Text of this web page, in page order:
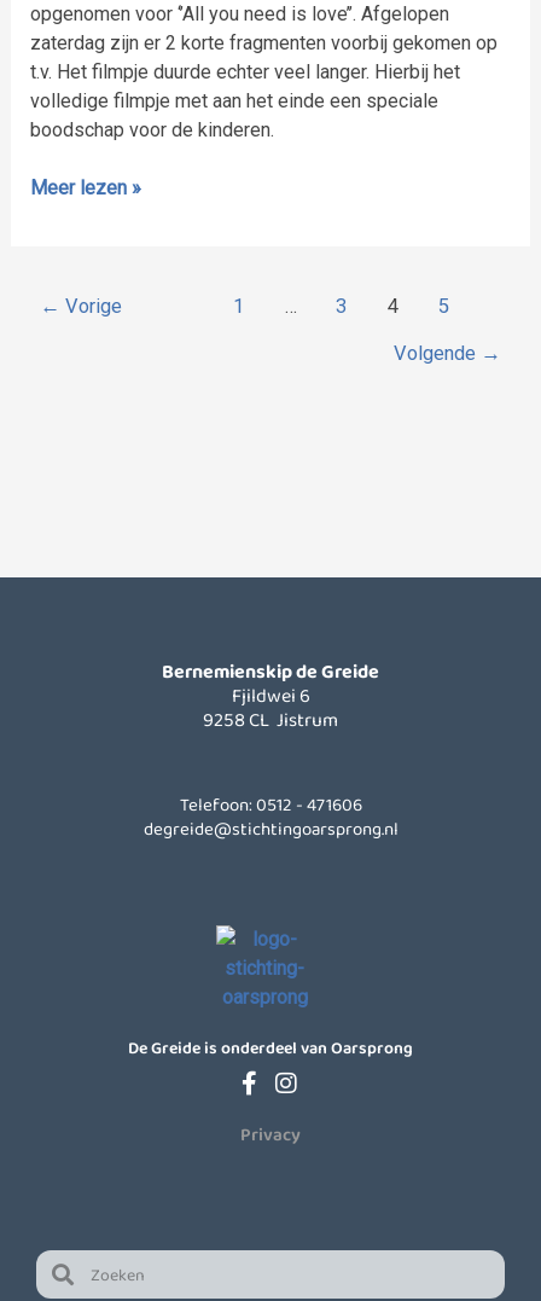
opgenomen voor ‘’All you need is love’’. Afgelopen
zaterdag zijn er 2 korte fragmenten voorbij gekomen op
t.v. Het filmpje duurde echter veel langer. Hierbij het
volledige filmpje met aan het einde een speciale
boodschap voor de kinderen.
Meer lezen »
← Vorige 1 … 3 4 5
Volgende →
Bernemienskip de Greide
Fjildwei 6
9258 CL Jistrum
Telefoon: 0512 - 471606
degreide@stichtingoarsprong.nl
De Greide is onderdeel van Oarsprong
Privacy
Zoeken